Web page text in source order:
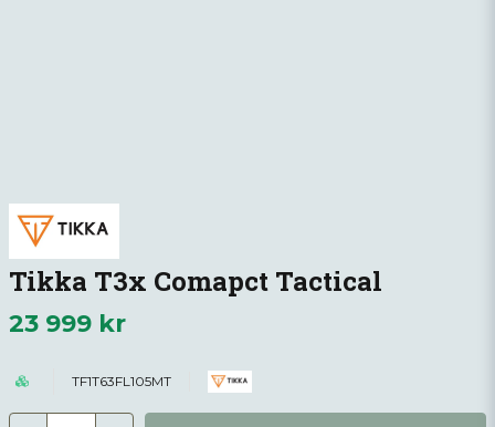
Tikka T3x Comapct Tactical
23 999 kr
TF1T63FL105MT